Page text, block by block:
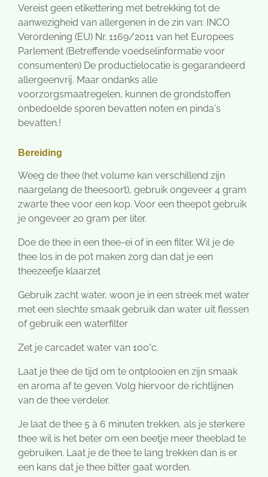
Vereist geen etikettering met betrekking tot de
aanwezigheid van allergenen in de zin van: INCO
Verordening (EU) Nr. 1169/2011 van het Europees
Parlement (Betreffende voedselinformatie voor
consumenten) De productielocatie is gegarandeerd
allergeenvrij. Maar ondanks alle
voorzorgsmaatregelen, kunnen de grondstoffen
onbedoelde sporen bevatten noten en pinda's
bevatten.!
Bereiding
Weeg de thee (het volume kan verschillend zijn
naargelang de theesoort), gebruik ongeveer 4 gram
zwarte thee voor een kop. Voor een theepot gebruik
je ongeveer 20 gram per liter.
Doe de thee in een thee-ei of in een filter. Wil je de
thee los in de pot maken zorg dan dat je een
theezeefje klaarzet
Gebruik zacht water, woon je in een streek met water
met een slechte smaak gebruik dan water uit flessen
of gebruik een waterfilter
Zet je carcadet water van 100°c.
Laat je thee de tijd om te ontplooien en zijn smaak
en aroma af te geven. Volg hiervoor de richtlijnen
van de thee verdeler.
Je laat de thee 5 à 6 minuten trekken, als je sterkere
thee wil is het beter om een beetje meer theeblad te
gebruiken. Laat je de thee te lang trekken dan is er
een kans dat je thee bitter gaat worden.